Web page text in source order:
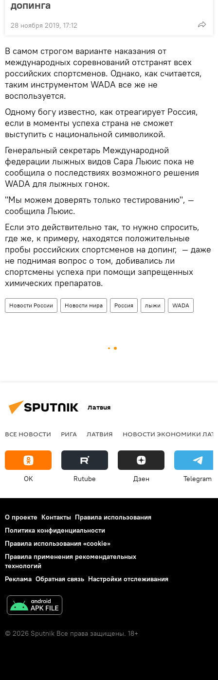
допинга
28 ноября 2019, 17:12
В самом строгом варианте наказания от
международных соревнований отстранят всех
российских спортсменов. Однако, как считается,
таким инструментом WADA все же не
воспользуется.
Одному богу известно, как отреагирует Россия,
если в моменты успеха страна не сможет
выступить с национальной символикой.
Генеральный секретарь Международной
федерации лыжных видов Сара Льюис пока не
сообщила о последствиях возможного решения
WADA для лыжных гонок.
"Мы можем доверять только тестированию", —
сообщила Льюис.
Если это действительно так, то нужно спросить,
где же, к примеру, находятся положительные
пробы российских спортсменов на допинг, — даже
не поднимая вопрос о том, добивались ли
спортсмены успеха при помощи запрещенных
химических препаратов.
Новости России Новости мира Россия лыжи WADA
Латвия
ВСЕ НОВОСТИ РИГА ЛАТВИЯ НОВОСТИ ЭКОНОМИКИ
OK Rutube Дзен Telegram
О проекте Контакты Правила использования
Политика конфиденциальности
Правила использования «cookie»
Правила применения рекомендательных
технологий
Реклама Обратная связь Настройки отслеживания
© 2026 Sputnik Все права защищены. 18+